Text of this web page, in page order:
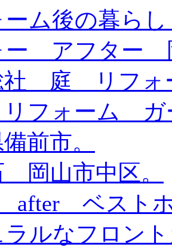
ーム後の暮ら
ー アフター
社 庭 リフォ
フォーム ガ
前市。
岡山市中区。
after ベスト
ラルなフロン